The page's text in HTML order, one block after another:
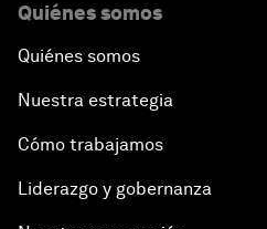
Quiénes somos
Quiénes somos
Nuestra estrategia
Cómo trabajamos
Liderazgo y gobernanza